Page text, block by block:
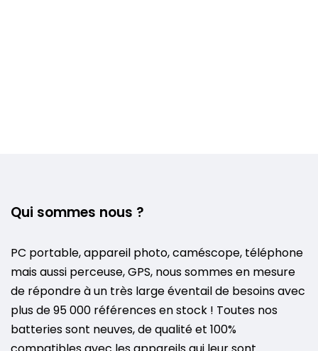
Qui sommes nous ?
PC portable, appareil photo, caméscope, téléphone
mais aussi perceuse, GPS, nous sommes en mesure
de répondre à un très large éventail de besoins avec
plus de 95 000 références en stock ! Toutes nos
batteries sont neuves, de qualité et 100%